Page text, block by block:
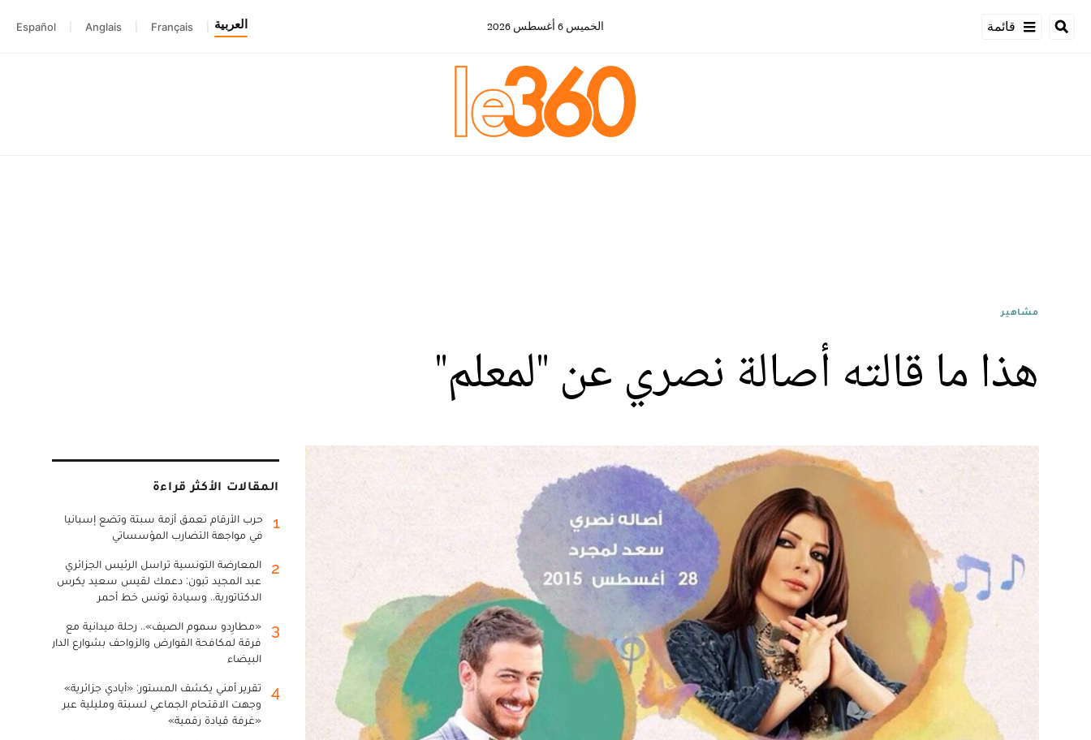
قائمة الخميس 6 أغسطس 2026 العربية Français
Anglais
Español
مشاهير
هذا ما قالته أصالة نصري عن "لمعلم"
المقالات الأكثر قراءة
1
حرب الأرقام تعمق أزمة سبتة وتضع إسبانيا
في مواجهة التضارب المؤسساتي
2
المعارضة التونسية تراسل الرئيس الجزائري
عبد المجيد تبون: دعمك لقيس سعيد يكرس
الدكتاتورية.. وسيادة تونس خط أحمر
3
«مطارِدو سموم الصيف».. رحلة ميدانية مع
فرقة لمكافحة القوارض والزواحف بشوارع الدار
البيضاء
4
تقرير أمني يكشف المستور: «أيادي جزائرية»
وجهت الاقتحام الجماعي لسبتة ومليلية عبر
«غرفة قيادة رقمية»